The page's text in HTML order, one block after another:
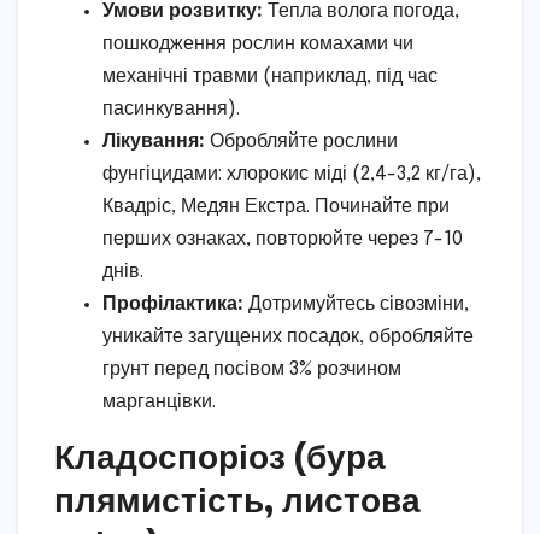
Умови розвитку: Тепла волога погода,
пошкодження рослин комахами чи
механічні травми (наприклад, під час
пасинкування).
Лікування: Обробляйте рослини
фунгіцидами: хлорокис міді (2,4-3,2 кг/га),
Квадріс, Медян Екстра. Починайте при
перших ознаках, повторюйте через 7-10
днів.
Профілактика: Дотримуйтесь сівозміни,
уникайте загущених посадок, обробляйте
грунт перед посівом 3% розчином
марганцівки.
Кладоспоріоз (бура
плямистість, листова